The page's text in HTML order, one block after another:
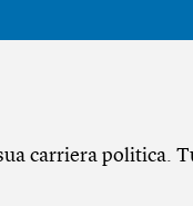
carriera politica.